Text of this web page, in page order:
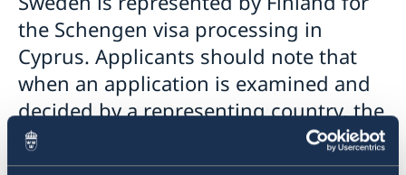
Moving to someone in Sweden
EU citizens and long-term EU residents
GDPR request
Working in Sweden
Studying in Sweden
the Schengen visa processing in
Cyprus. Applicants should note that
when an application is examined and
decided by a representing country, the
decision will primarily follow the
guidelines of that representing